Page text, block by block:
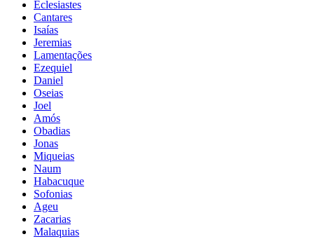
Eclesiastes
Cantares
Isaías
Jeremias
Lamentações
Ezequiel
Daniel
Oseias
Joel
Amós
Obadias
Jonas
Miqueias
Naum
Habacuque
Sofonias
Ageu
Zacarias
Malaquias